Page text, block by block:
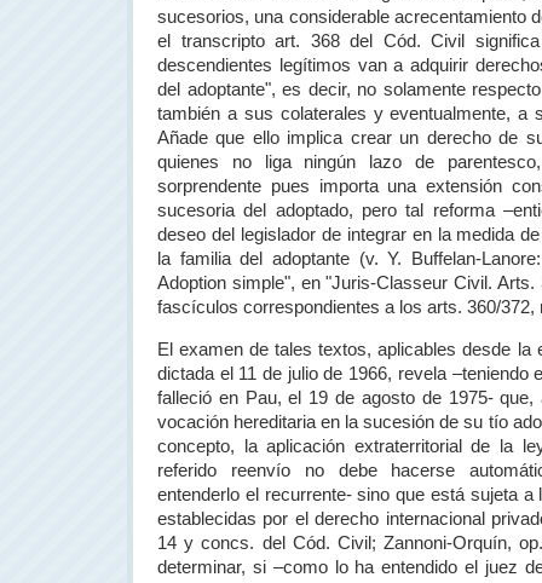
sucesorios, una considerable acrecentamiento
el transcripto art. 368 del Cód. Civil
descendientes legítimos van a adquirir
del adoptante", es decir, no solamente
también a sus colaterales y eventualmente, a
Añade que ello implica crear un derecho de
quienes no liga ningún lazo de
sorprendente pues importa una extensión
sucesoria del adoptado, pero tal reforma
deseo del legislador de integrar en la medida
la familia del adoptante (v. Y. Buffelan-
Adoption simple", en "Juris-Classeur Civil. Arts.
fascículos correspondientes a los arts. 360/372,
El examen de tales textos, aplicables desde la
dictada el 11 de julio de 1966, revela –teniendo
falleció en Pau, el 19 de agosto de 1975-
vocación hereditaria en la sucesión de su tío
concepto, la aplicación extraterritorial de la
referido reenvío no debe hacerse
entenderlo el recurrente- sino que está sujeta a
establecidas por el derecho internacional
14 y concs. del Cód. Civil; Zannoni-Orquín,
determinar, si –como lo ha entendido el juez